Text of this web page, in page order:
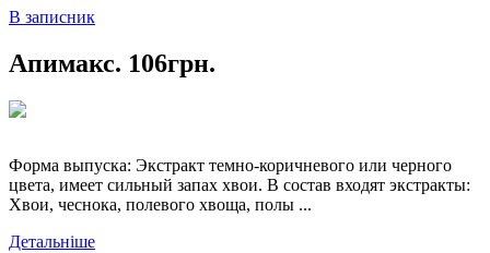
В записник
Апимакс. 106грн.
Форма выпуска: Экстракт темно-коричневого или черного
цвета, имеет сильный запах хвои. В состав входят экстракты:
Хвои, чеснока, полевого хвоща, полы ...
Детальніше